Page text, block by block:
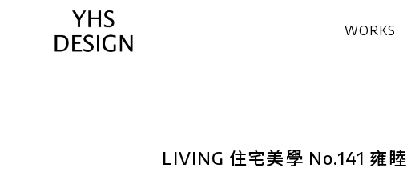
WORKS
LIVING 住宅美學 No.141 雍睦